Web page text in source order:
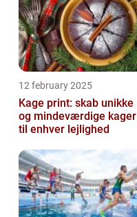
12 february 2025
Kage print: skab unikke
og mindeværdige kager
til enhver lejlighed